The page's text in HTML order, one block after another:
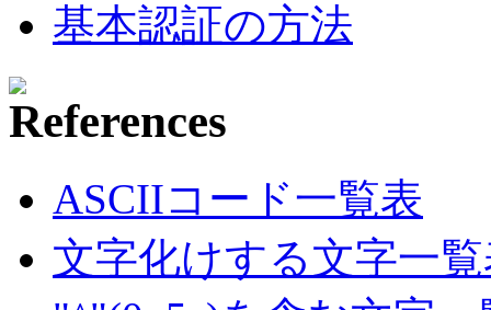
基本認証の方法
ASCIIコード一覧表
文字化けする文字一